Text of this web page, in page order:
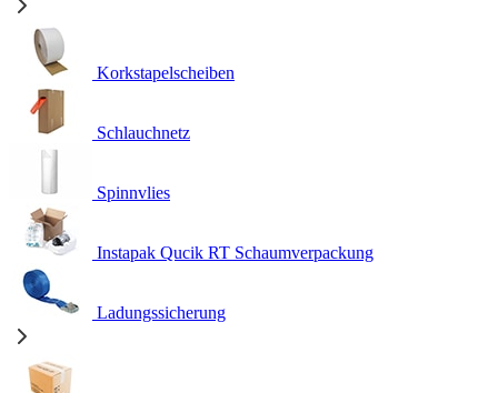
Korkstapelscheiben
Schlauchnetz
Spinnvlies
Instapak Qucik RT Schaumverpackung
Ladungssicherung